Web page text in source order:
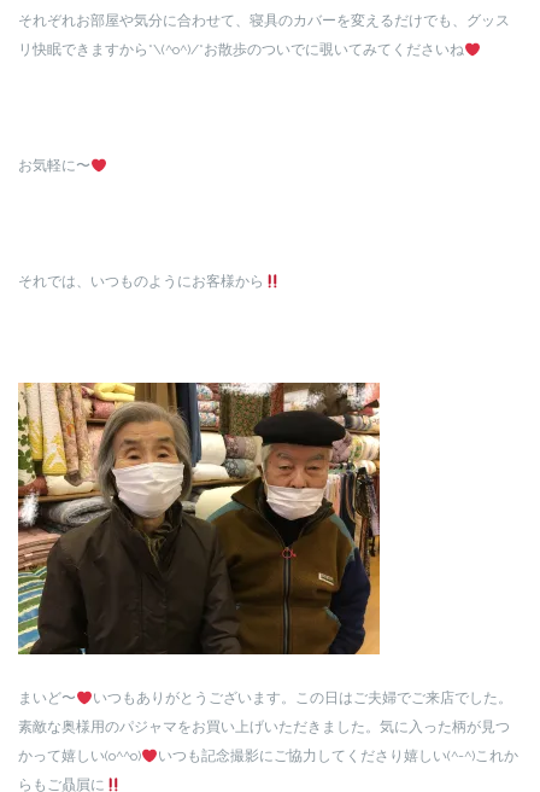
それぞれお部屋や気分に合わせて、寝具のカバーを変えるだけでも、グッス
リ快眠できますから*\(^o^)/*お散歩のついでに覗いてみてくださいね
お気軽に〜
それでは、いつものようにお客様から
まいど〜
いつもありがとうございます。この日はご夫婦でご来店でした。
素敵な奥様用のパジャマをお買い上げいただきました。気に入った柄が見つ
かって嬉しい(o^^o)
いつも記念撮影にご協力してくださり嬉しい(^-^)これか
らもご贔屓に